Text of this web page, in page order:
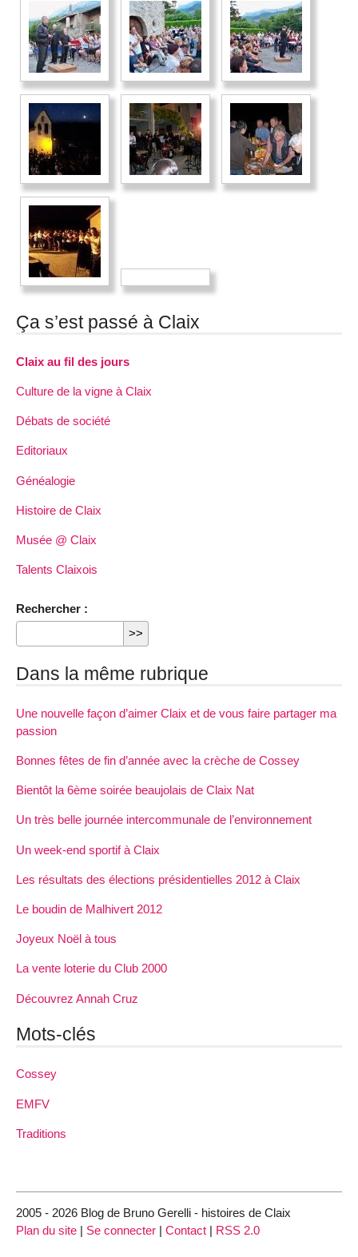
Ça s’est passé à Claix
Claix au fil des jours
Culture de la vigne à Claix
Débats de société
Editoriaux
Généalogie
Histoire de Claix
Musée @ Claix
Talents Claixois
Rechercher :
Dans la même rubrique
Une nouvelle façon d’aimer Claix et de vous faire partager ma
passion
Bonnes fêtes de fin d’année avec la crèche de Cossey
Bientôt la 6ème soirée beaujolais de Claix Nat
Un très belle journée intercommunale de l’environnement
Un week-end sportif à Claix
Les résultats des élections présidentielles 2012 à Claix
Le boudin de Malhivert 2012
Joyeux Noël à tous
La vente loterie du Club 2000
Découvrez Annah Cruz
Mots-clés
Cossey
EMFV
Traditions
2005 - 2026 Blog de Bruno Gerelli - histoires de Claix
Plan du site | Se connecter | Contact | RSS 2.0